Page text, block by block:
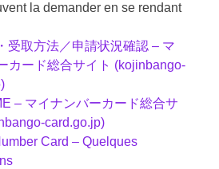
la demander en se rendant
受取方法／申請状況確認 – マ
カード総合サイト (kojinbango-
– マイナンバーカード総合サ
card.go.jp)
Card – Quelques